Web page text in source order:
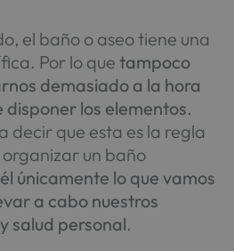
el baño o aseo tiene una
Por lo que tampoco
demasiado a la hora
los elementos.
decir que esta es la regla
un baño
únicamente lo que vamos
a cabo nuestros
salud personal.